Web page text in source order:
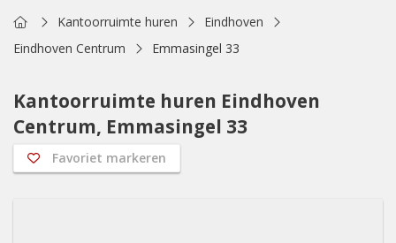
Actuele beschikbaarheid
HomeKantoorruimte huren
Eindhoven
Eindhoven Centrum
Emmasingel 33
Kantoorruimte huren Eindhoven
Centrum, Emmasingel 33
Favoriet markeren